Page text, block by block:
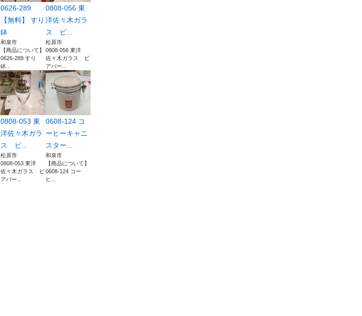
0626-289
【無料】 すり
鉢
和泉市
【商品について】
0626-289 すり
鉢...
0808-056 東
洋佐々木ガラ
ス ビ...
松原市
0808-056 東洋
佐々木ガラス ビ
アパー...
0808-053 東
洋佐々木ガラ
ス ビ...
松原市
0808-053 東洋
佐々木ガラス ビ
アパー...
0608-124 コ
ーヒーキャニ
スター...
和泉市
【商品について】
0608-124 コー
ヒ...